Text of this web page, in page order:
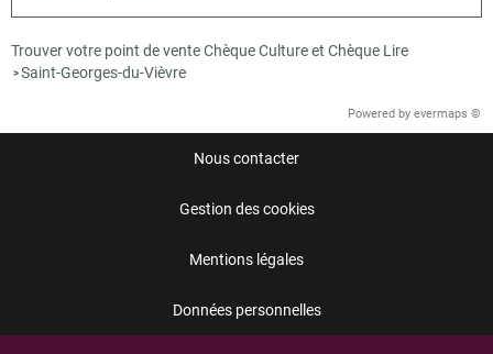
Trouver votre point de vente Chèque Culture et Chèque Lire
>Saint-Georges-du-Vièvre
Powered by evermaps ©
Nous contacter
Gestion des cookies
Mentions légales
Données personnelles